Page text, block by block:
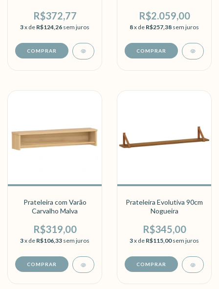
R$372,77
3x de R$124,26 sem juros
COMPRAR
R$2.059,00
8x de R$257,38 sem juros
COMPRAR
Prateleira com Varão
Carvalho Malva
R$319,00
3x de R$106,33 sem juros
Prateleira Evolutiva 90cm
Nogueira
R$345,00
3x de R$115,00 sem juros